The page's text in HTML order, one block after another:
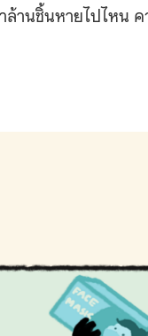
านชิ้นหายไปไหน